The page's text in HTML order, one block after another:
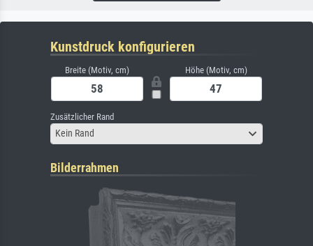
Kunstdruck konfigurieren
Breite (Motiv, cm) Höhe (Motiv, cm)
Zusätzlicher Rand
Kein Rand
Bilderrahmen